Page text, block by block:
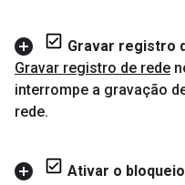
Gravar registro
Gravar registro de rede
interrompe a gravação
rede.
Ativar o